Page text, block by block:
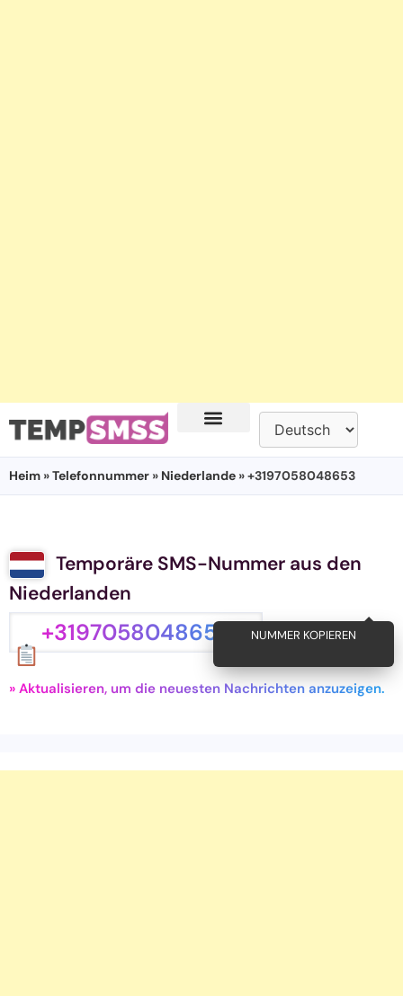
Heim »Telefonnummer » Niederlande » +3197058048653
Temporäre SMS-Nummer aus den
Niederlanden
+3197058048653 NUMMER KOPIEREN
» Aktualisieren, um die neuesten Nachrichten anzuzeigen.